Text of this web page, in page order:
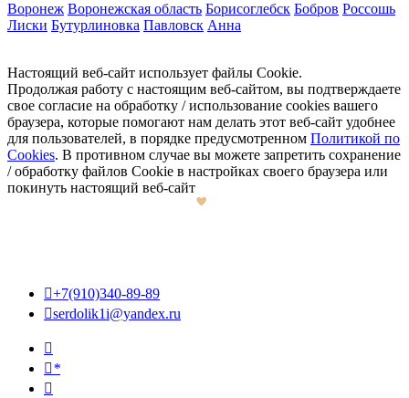
Воронеж Воронежская область Борисоглебск Бобров Россошь
Лиски Бутурлиновка Павловск Анна
Настоящий веб-сайт использует файлы Cookie.
Продолжая работу с настоящим веб-сайтом, вы подтверждаете
свое согласие на обработку / использование cookies вашего
браузера, которые помогают нам делать этот веб-сайт удобнее
для пользователей, в порядке предусмотренном Политикой по
Cookies. В противном случае вы можете запретить сохранение
/ обработку файлов Cookie в настройках своего браузера или
покинуть настоящий веб-сайт
+7(910)340-89-89
serdolik1i@yandex.ru

*
